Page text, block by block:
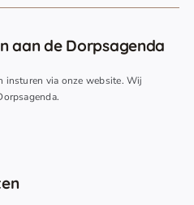
aan de Dorpsagenda
insturen via onze website. Wij